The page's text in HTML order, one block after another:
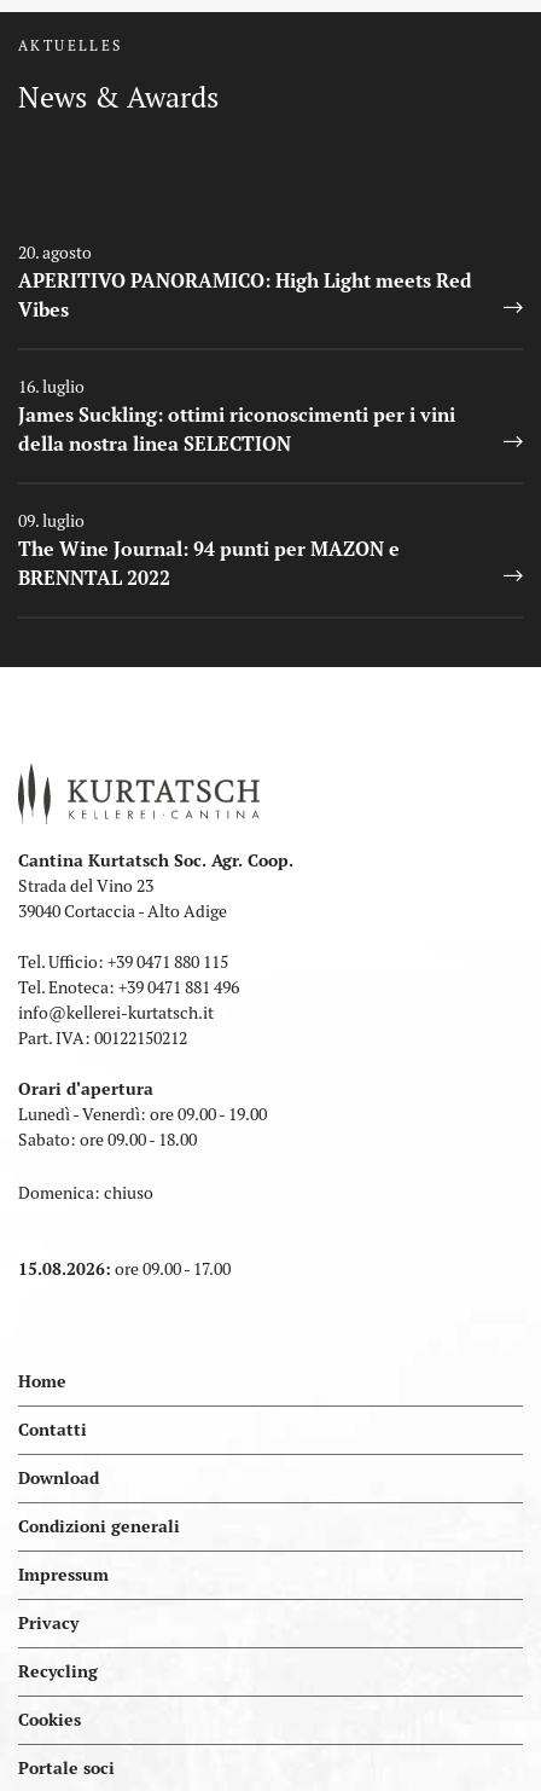
AKTUELLES
News & Awards
20. agosto
APERITIVO PANORAMICO: High Light meets Red
Vibes
16. luglio
James Suckling: ottimi riconoscimenti per i vini
della nostra linea SELECTION
Auszeichnungen
09. luglio
The Wine Journal: 94 punti per MAZON e
BRENNTAL 2022
Auszeichnungen
Cantina Kurtatsch Soc. Agr. Coop.
Strada del Vino 23
39040 Cortaccia - Alto Adige
Tel. Ufficio: +39 0471 880 115
Tel. Enoteca: +39 0471 881 496
info@kellerei-kurtatsch.it
Part. IVA: 00122150212
Orari d'apertura
Lunedì - Venerdì: ore 09.00 - 19.00
Sabato: ore 09.00 - 18.00
Domenica: chiuso
15.08.2026: ore 09.00 - 17.00
Home
Contatti
Download
Condizioni generali
Impressum
Privacy
Recycling
Cookies
Portale soci
Portal.kellereien